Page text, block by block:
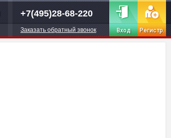
+7(495)28-68-220
Заказать обратный звонок Вход Регистр.